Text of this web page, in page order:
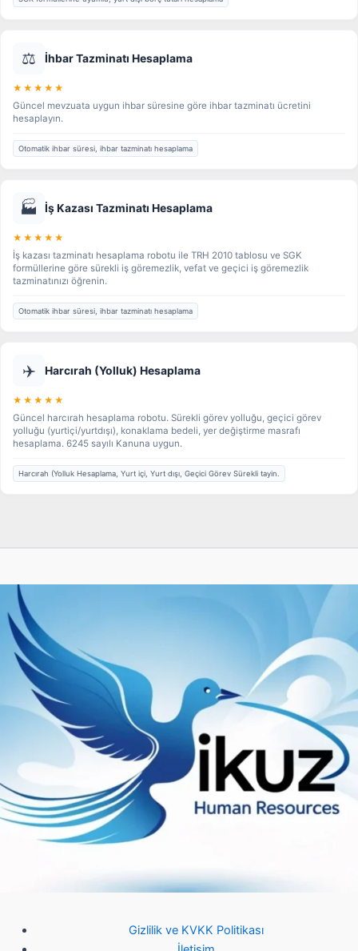
⚖️ İhbar Tazminatı Hesaplama
★★★★★
Güncel mevzuata uygun ihbar süresine göre ihbar tazminatı ücretini
hesaplayın.
Otomatik ihbar süresi, ihbar tazminatı hesaplama
🏭 İş Kazası Tazminatı Hesaplama
★★★★★
İş kazası tazminatı hesaplama robotu ile TRH 2010 tablosu ve SGK
formüllerine göre sürekli iş göremezlik, vefat ve geçici iş göremezlik
tazminatınızı öğrenin.
Otomatik ihbar süresi, ihbar tazminatı hesaplama
✈️ Harcırah (Yolluk) Hesaplama
★★★★★
Güncel harcırah hesaplama robotu. Sürekli görev yolluğu, geçici görev
yolluğu (yurtiçi/yurtdışı), konaklama bedeli, yer değiştirme masrafı
hesaplama. 6245 sayılı Kanuna uygun.
Harcırah (Yolluk Hesaplama, Yurt içi, Yurt dışı, Geçici Görev Sürekli tayin.
Gizlilik ve KVKK Politikası